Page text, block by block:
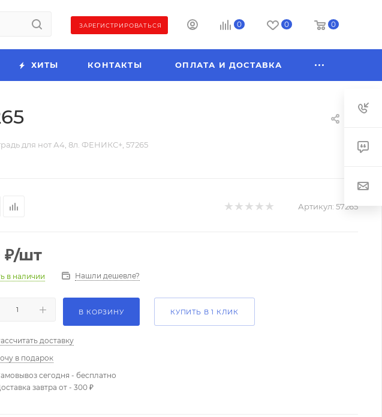
ЗАРЕГИСТРИРОВАТЬСЯ 0 0 0
ХИТЫ КОНТАКТЫ ОПЛАТА И ДОСТАВКА
для нот А4, 8л. ФЕНИКС+, 57265
Артикул: 57265
₽/шт
в наличии Нашли дешевле?
В КОРЗИНУ КУПИТЬ В 1 КЛИК
доставку
в подарок
сегодня - бесплатно
завтра от - 300 ₽